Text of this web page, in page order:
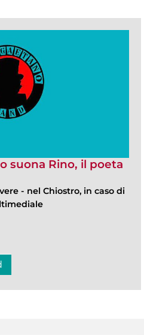
suona Rino, il poeta
- nel Chiostro, in caso di